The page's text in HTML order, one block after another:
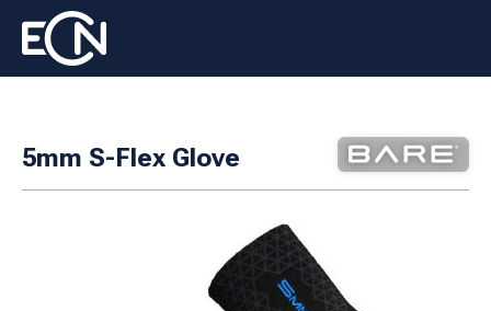
5mm S-Flex Glove